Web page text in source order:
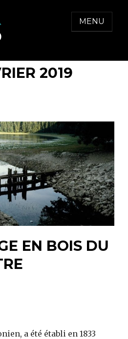
MENU
2019
EN BOIS DU
a été établi en 1833